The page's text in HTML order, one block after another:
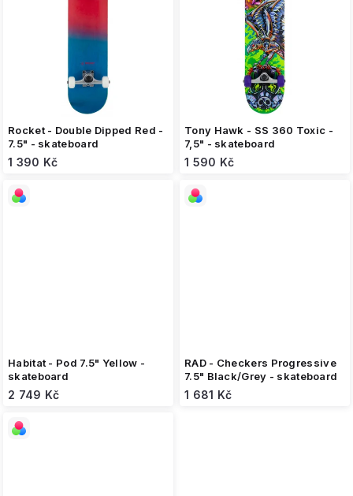
Rocket - Double Dipped Red -
7.5" - skateboard
1 390 Kč
Tony Hawk - SS 360 Toxic -
7,5" - skateboard
1 590 Kč
Habitat - Pod 7.5" Yellow -
skateboard
2 749 Kč
RAD - Checkers Progressive
7.5" Black/Grey - skateboard
1 681 Kč